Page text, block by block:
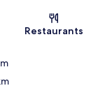
Restaurants